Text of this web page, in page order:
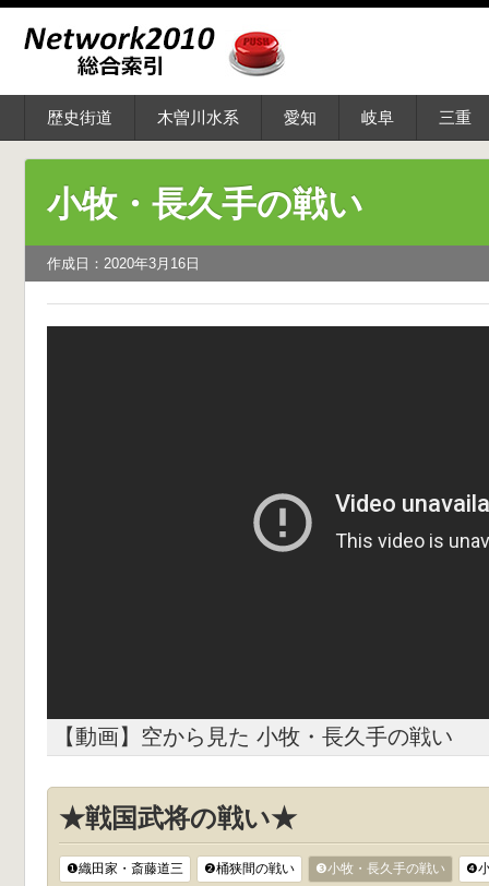
歴史街道 木曽川水系 愛知 岐阜 三重
小牧・長久手の戦い
作成日：2020年3月16日
【動画】空から見た 小牧・長久手の戦い
★戦国武将の戦い★
❶織田家・斎藤道三 ❷桶狭間の戦い ❸小牧・長久手の戦い ❹